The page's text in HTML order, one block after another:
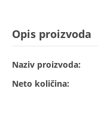
Opis proizvoda
Naziv proizvoda:
Neto količina: